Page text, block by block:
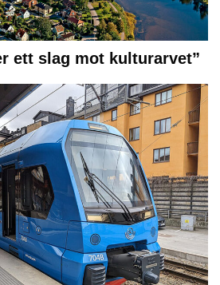
ett slag mot kulturarvet”